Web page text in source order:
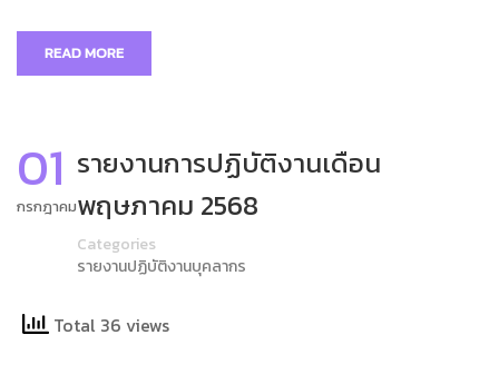
READ MORE
01
กรกฎาคม
รายงานการปฏิบัติงานเดือน
พฤษภาคม 2568
Categories
รายงานปฏิบัติงานบุคลากร
Total 36 views